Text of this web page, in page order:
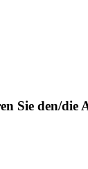
Sie den/die